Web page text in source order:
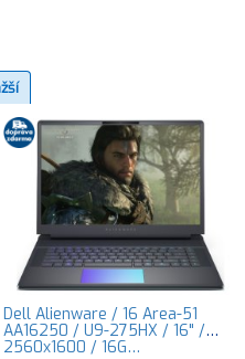
Dell Alienware / 16 Area-51
AA16250 / U9-275HX / 16" /
2560x1600 / 16G…